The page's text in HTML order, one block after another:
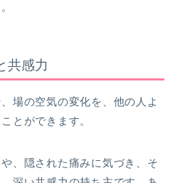
共感力
場の空気の変化を、他の人よ
とができます。
、隠された痛みに気づき、そ